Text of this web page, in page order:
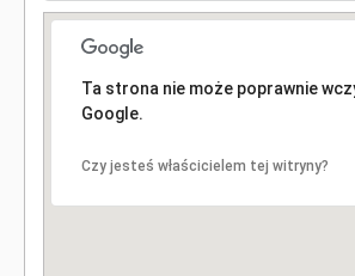
Ta strona nie może poprawnie
Google.
Czy jesteś właścicielem tej witryny?